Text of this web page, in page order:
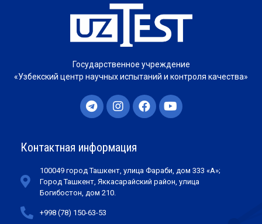
Государственное учреждение
«Узбекский центр научных испытаний и контроля качества»
Контактная информация
100049 город Ташкент, улица Фараби, дом 333 «А»;
Город Ташкент, Яккасарайский район, улица
Богибостон, дом 210.
+998 (78) 150-63-53